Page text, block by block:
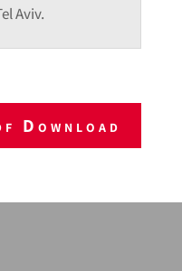
Aviv.
Download